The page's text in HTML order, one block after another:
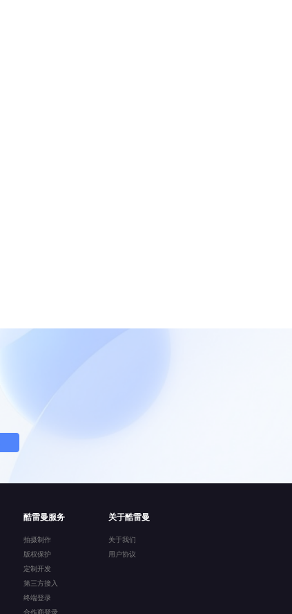
酷雷曼服务
拍摄制作
版权保护
定制开发
第三方接入
终端登录
合作商登录
关于酷雷曼
关于我们
用户协议